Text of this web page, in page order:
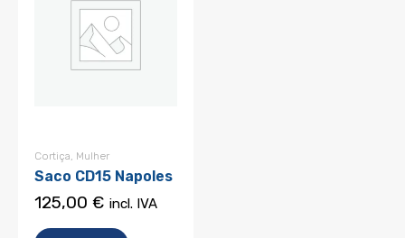
Cortiça Mulher
Saco CD15 Napoles
125,00 € incl. IVA